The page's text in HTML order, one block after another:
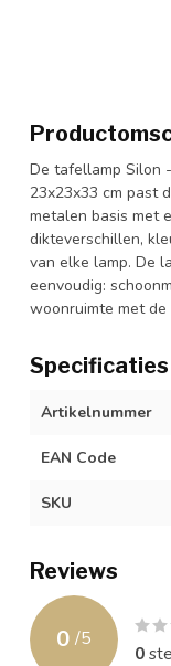
De tafellamp Silon
23x23x33 cm past
metalen basis met
dikteverschillen,
van elke lamp. De
eenvoudig:
woonruimte met
Specificaties
Artikelnummer
EAN Code
SKU
Reviews
0 /5
0